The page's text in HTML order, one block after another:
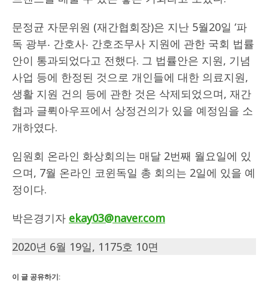
문정균 자문위원 (재간협회장)은 지난 5월20일 ‘파
독 광부‧ 간호사‧ 간호조무사 지원에 관한 국회 법률
안이 통과되었다고 전했다. 그 법률안은 지원, 기념
사업 등에 한정된 것으로 개인들에 대한 의료지원,
생활 지원 건의 등에 관한 것은 삭제되었으며, 재간
협과 글뤽아우프에서 상정건의가 있을 예정임을 소
개하였다.
임원회 온라인 화상회의는 매달 2번째 월요일에 있
으며, 7월 온라인 코윈독일 총 회의는 2일에 있을 예
정이다.
박은경기자 ekay03@naver.com
2020년 6월 19일, 1175호 10면
이 글 공유하기: